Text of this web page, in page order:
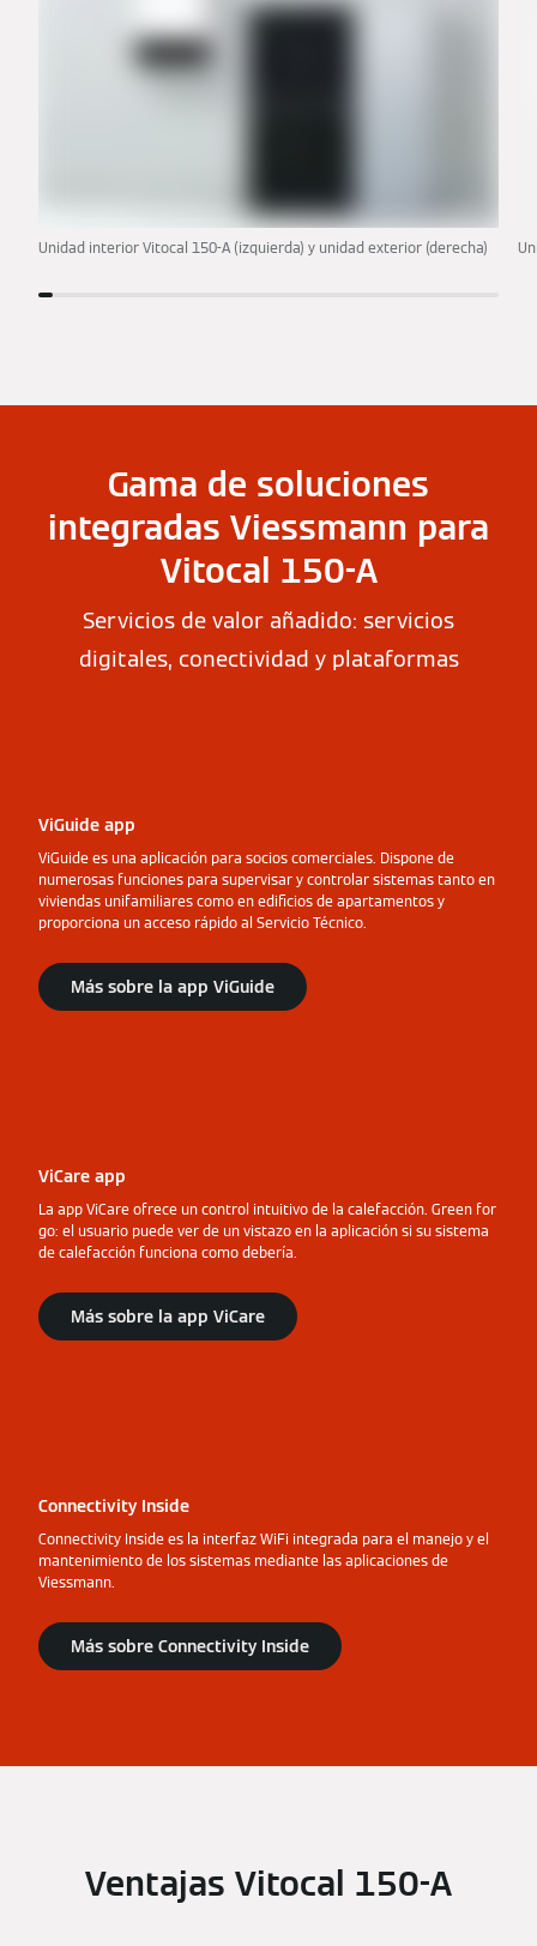
Unidad interior Vitocal 150-A (izquierda) y unidad exterior (derecha)
Gama de soluciones
integradas Viessmann para
Vitocal 150-A
Servicios de valor añadido: servicios
digitales, conectividad y plataformas
ViGuide app
ViGuide es una aplicación para socios comerciales. Dispone de
numerosas funciones para supervisar y controlar sistemas tanto en
viviendas unifamiliares como en edificios de apartamentos y
proporciona un acceso rápido al Servicio Técnico.
Más sobre la app ViGuide
ViCare app
La app ViCare ofrece un control intuitivo de la calefacción. Green for
go: el usuario puede ver de un vistazo en la aplicación si su sistema
de calefacción funciona como debería.
Más sobre la app ViCare
Connectivity Inside
Connectivity Inside es la interfaz WiFi integrada para el manejo y el
mantenimiento de los sistemas mediante las aplicaciones de
Viessmann.
Más sobre Connectivity Inside
Ventajas Vitocal 150-A